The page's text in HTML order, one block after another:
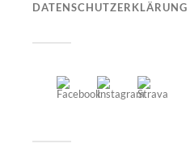
DATENSCHUTZERKLÄRUNG